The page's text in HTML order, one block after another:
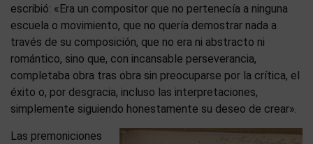
escribió: «Era un compositor que no pertenecía a ninguna
escuela o movimiento, que no quería demostrar nada a
través de su composición, que no era ni abstracto ni
romántico, sino que, con incansable perseverancia,
completaba obra tras obra sin preocuparse por la crítica, el
éxito o, por desgracia, incluso las interpretaciones,
simplemente siguiendo honestamente su deseo de crear».
Las premoniciones